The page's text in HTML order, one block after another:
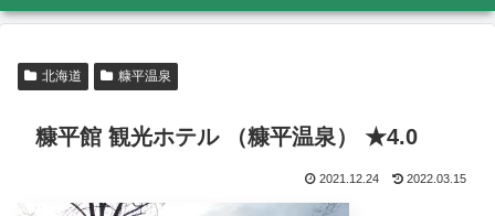
北海道 糠平温泉
糠平館 観光ホテル （糠平温泉） ★4.0
2021.12.24 2022.03.15